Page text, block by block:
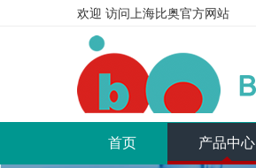
欢迎 访问上海比奥官方网站
首页(current) 产品中心